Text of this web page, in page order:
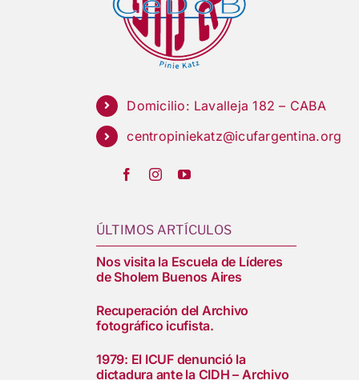
Domicilio: Lavalleja 182 – CABA
centropiniekatz@icufargentina.org
ÚLTIMOS ARTÍCULOS
Nos visita la Escuela de Líderes
de Sholem Buenos Aires
Recuperación del Archivo
fotográfico icufista.
1979: El ICUF denunció la
dictadura ante la CIDH – Archivo